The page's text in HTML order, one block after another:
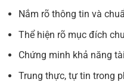
Nắm rõ thông tin và
Thể hiện rõ mục đích
Chứng minh khả năng
Trung thực, tự tin trong